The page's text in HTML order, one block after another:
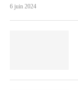
6 juin 2024